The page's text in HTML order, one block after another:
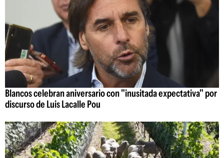
Blancos celebran aniversario con "inusitada expectativa" por
discurso de Luis Lacalle Pou